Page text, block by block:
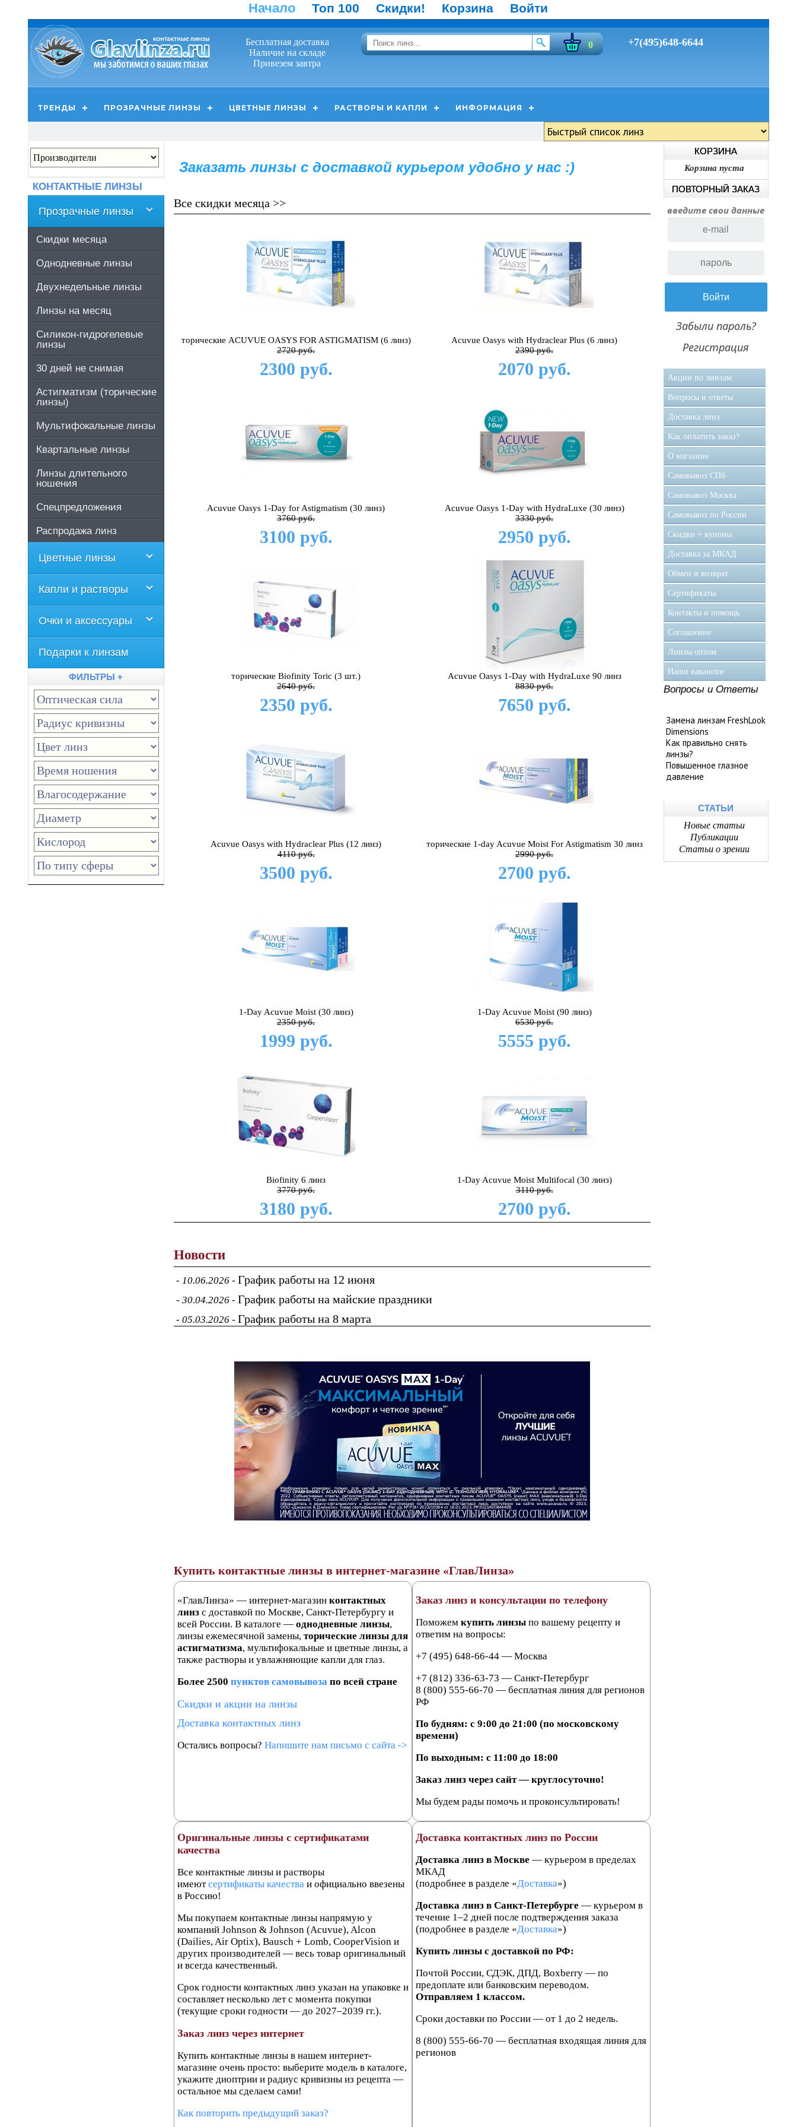
Начало Топ 100 Скидки! Корзина Войти
Бесплатная доставка
Наличие на складе
Привезем завтра
0 +7(495)648-6644
ТРЕНДЫ ПРОЗРАЧНЫЕ ЛИНЗЫ ЦВЕТНЫЕ ЛИНЗЫ РАСТВОРЫ И КАПЛИ ИНФОРМАЦИЯ
Заказать линзы с доставкой курьером удобно у нас :)
Все скидки месяца >>
торические ACUVUE OASYS FOR ASTIGMATISM (6 линз)
2720 руб.
2300 руб.
Acuvue Oasys with Hydraclear Plus (6 линз)
2390 руб.
2070 руб.
Acuvue Oasys 1-Day for Astigmatism (30 линз)
3760 руб.
3100 руб.
Acuvue Oasys 1-Day with HydraLuxe (30 линз)
3330 руб.
2950 руб.
торические Biofinity Toric (3 шт.)
2640 руб.
2350 руб.
Acuvue Oasys 1-Day with HydraLuxe 90 линз
8830 руб.
7650 руб.
Acuvue Oasys with Hydraclear Plus (12 линз)
4110 руб.
3500 руб.
торические 1-day Acuvue Moist For Astigmatism 30 линз
2990 руб.
2700 руб.
1-Day Acuvue Moist (30 линз)
2350 руб.
1999 руб.
1-Day Acuvue Moist (90 линз)
6530 руб.
5555 руб.
Biofinity 6 линз
3770 руб.
3180 руб.
1-Day Acuvue Moist Multifocal (30 линз)
3110 руб.
2700 руб.
Новости
- 10.06.2026- График работы на 12 июня
- 30.04.2026- График работы на майские праздники
- 05.03.2026- График работы на 8 марта
Купить контактные линзы в интернет-магазине «ГлавЛинза»
«ГлавЛинза» — интернет-магазин контактных
линзс доставкой по Москве, Санкт-Петербургу и
всей России. В каталоге — однодневные линзы,
линзы ежемесячной замены, торические линзы для
астигматизма, мультифокальные и цветные линзы, а
также растворы и увлажняющие капли для глаз.
Более 2500 пунктов самовывозапо всей стране
Скидки и акции на линзы
Доставка контактных линз
Остались вопросы? Напишите нам письмо с сайта ->
Заказ линз и консультации по телефону
Поможем купить линзыпо вашему рецепту и
ответим на вопросы:
+7 (495) 648-66-44 — Москва
+7 (812) 336-63-73 — Санкт-Петербург
8 (800) 555-66-70 — бесплатная линия для регионов
РФ
По будням: с 9:00 до 21:00 (по московскому
времени)
По выходным: с 11:00 до 18:00
Заказ линз через сайт — круглосуточно!
Мы будем рады помочь и проконсультировать!
Оригинальные линзы с сертификатами
качества
Все контактные линзы и растворы
имеютсертификаты качестваи официально ввезены
в Россию!
Мы покупаем контактные линзы напрямую у
компаний Johnson & Johnson (Acuvue), Alcon
(Dailies, Air Optix), Bausch + Lomb, CooperVision и
других производителей — весь товар оригинальный
и всегда качественный.
Срок годности контактных линз указан на упаковке и
составляет несколько лет с момента покупки
(текущие сроки годности — до 2027–2039 гг.).
Заказ линз через интернет
Купить контактные линзы в нашем интернет-
магазине очень просто: выберите модель в каталоге,
укажите диоптрии и радиус кривизны из рецепта —
остальное мы сделаем сами!
Как повторить предыдущий заказ?
Доставка контактных линз по России
Доставка линз в Москве — курьером в пределах
МКАД
(подробнее в разделе «Доставка»)
Доставка линз в Санкт-Петербурге — курьером в
течение 1–2 дней после подтверждения заказа
(подробнее в разделе «Доставка»)
Купить линзы с доставкой по РФ:
Почтой России, СДЭК, ДПД, Boxberry — по
предоплате или банковским переводом.
Отправляем 1 классом.
Сроки доставки по России — от 1 до 2 недель.
8 (800) 555-66-70 — бесплатная входящая линия для
регионов
КОНТАКТНЫЕ ЛИНЗЫ
Прозрачные линзы
Скидки месяца
Однодневные линзы
Двухнедельные линзы
Линзы на месяц
Силикон-гидрогелевые
линзы
30 дней не снимая
Астигматизм (торические
линзы)
Мультифокальные линзы
Квартальные линзы
Линзы длительного
ношения
Спецпредложения
Распродажа линз
Цветные линзы
Капли и растворы
Очки и аксессуары
Подарки к линзам
ФИЛЬТРЫ +
КОРЗИНА
Корзина пуста
ПОВТОРНЫЙ ЗАКАЗ
введите свои данные
Забыли пароль?
Регистрация
Акции по линзам
Вопросы и ответы
Доставка линз
Как оплатить заказ?
О магазине
Самовывоз CПб
Самовывоз Москва
Самовывоз по России
Скидки + купоны
Доставка за МКАД
Обмен и возврат
Сертификаты
Контакты и помощь
Соглашение
Линзы оптом
Наши вакансии
Вопросы и Ответы
Замена линзам FreshLook
Dimensions
Как правильно снять
линзы?
Повышенное глазное
давление
СТАТЬИ
Новые статьи
Публикации
Статьи о зрении